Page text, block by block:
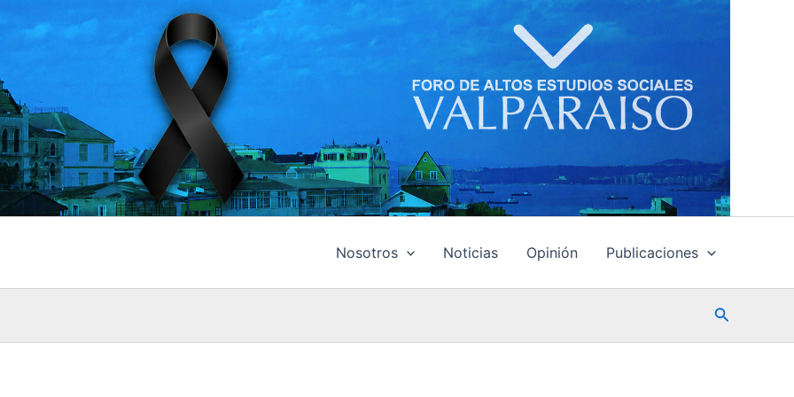
Nosotros Noticias Opinión Publicaciones
Buscar